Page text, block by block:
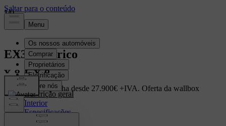
EX30 Elétrico
Descrição geral
Interior
Especificações
Características
EX30 em campanha desde 27.900€ +IVA. Oferta da wallbox
Volvo.
Saiba mais
1/0
1/0
1/0